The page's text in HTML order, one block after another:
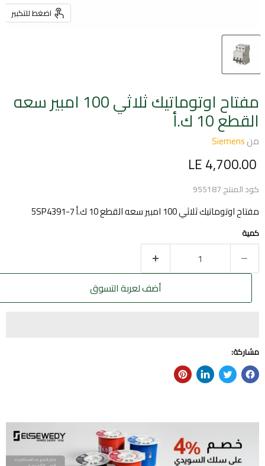
اضغط للتكبير
مفتاح اوتوماتيك ثلاثي 100 امبير سعه
القطع 10 ك.أ
منSiemens
السعر الحالي
LE 4,700.00
كود المنتج955187
مفتاح اوتوماتيك ثلاثي 100 امبير سعه القطع 10 ك.أ 5SP4391-7
كمية
أضف لعربة التسوق
مشاركة: